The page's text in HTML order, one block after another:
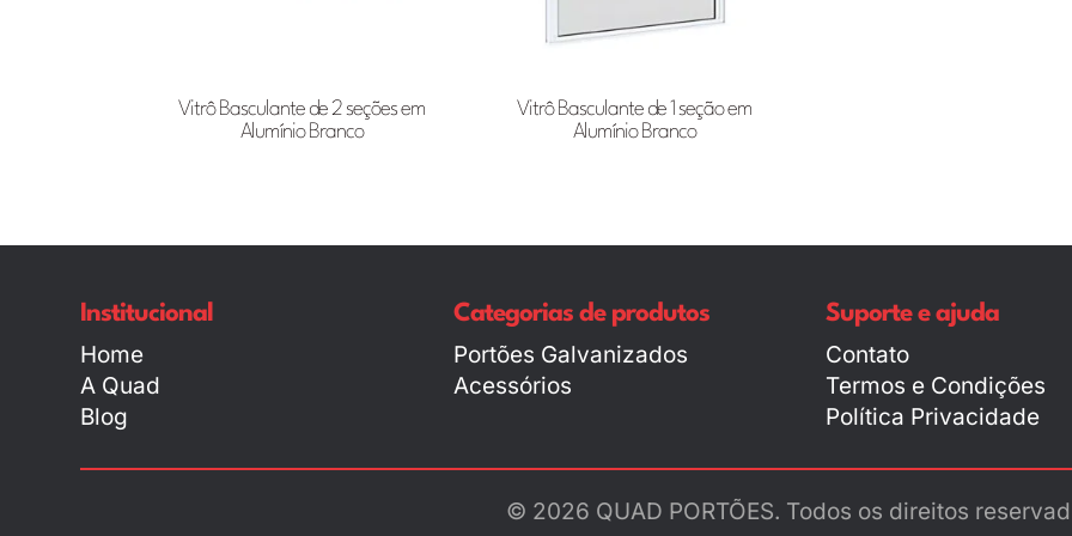
Vitrô Basculante de 2 seções em
Alumínio Branco
Vitrô Basculante de 1 seção em
Alumínio Branco
Institucional
Home
A Quad
Blog
Categorias de produtos
Portões Galvanizados
Acessórios
Suporte e ajuda
Contato
Termos e Condições
Política Privacidade
© 2026 QUAD PORTÕES. Todos os direitos